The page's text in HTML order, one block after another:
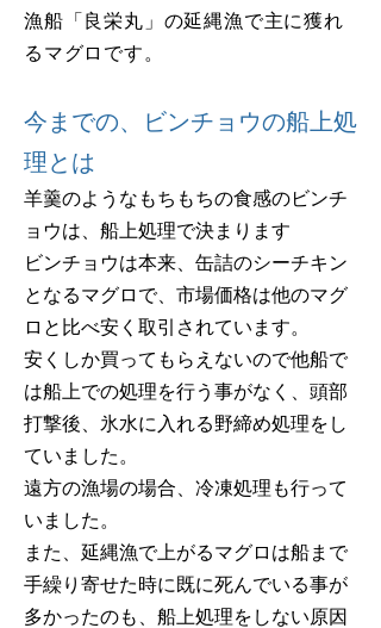
漁船「良栄丸」の延縄漁で主に獲れ
るマグロです。
今までの、ビンチョウの船上処
理とは
羊羹のようなもちもちの食感のビンチ
ョウは、船上処理で決まります
ビンチョウは本来、缶詰のシーチキン
となるマグロで、市場価格は他のマグ
ロと比べ安く取引されています。
安くしか買ってもらえないので他船で
は船上での処理を行う事がなく、頭部
打撃後、氷水に入れる野締め処理をし
ていました。
遠方の漁場の場合、冷凍処理も行って
いました。
また、延縄漁で上がるマグロは船まで
手繰り寄せた時に既に死んでいる事が
多かったのも、船上処理をしない原因